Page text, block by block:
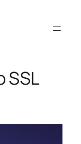
SSL